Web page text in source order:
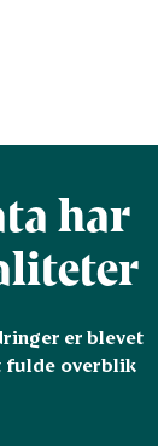
har
er blevet
fulde overblik